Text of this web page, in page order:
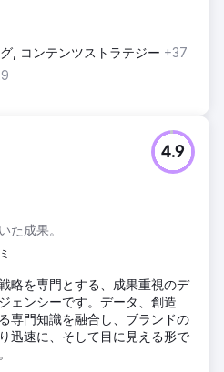
定し、自然言語クエリに対応す
した。メタタグ、タイトル構
ンク、ページ速度を最適化し、
のデータに基づいてコ
ことで、戦略の有効性を維持し
8ヶ月で、毎月4万人以上のオー
ました。500以上のキーワード
ト」や「他のユーザーも質問し
載されました。オーガニックト
ロード数とブランド認知度を直
月にわたる協力関係を通じて、
ものとなりました。
ーページに移動
, コンテンツストラテジー +37
た成果。
4.9
略を専門とする、成果重視のデ
ェンシーです。データ、創造
専門知識を融合し、ブランドの
迅速に、そして目に見える形で